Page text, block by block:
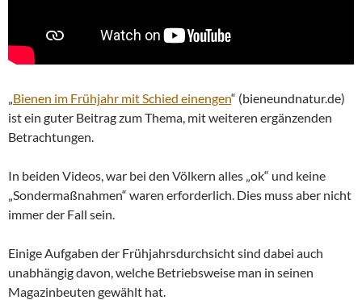
Bienen im Frühjahr mit Schied einengen“ (bieneundnatur.de)
ist ein guter Beitrag zum Thema, mit weiteren ergänzenden
Betrachtungen.
In beiden Videos, war bei den Völkern alles „ok“ und keine
„Sondermaßnahmen“ waren erforderlich. Dies muss aber nicht
immer der Fall sein.
Einige Aufgaben der Frühjahrsdurchsicht sind dabei auch
unabhängig davon, welche Betriebsweise man in seinen
Magazinbeuten gewählt hat.